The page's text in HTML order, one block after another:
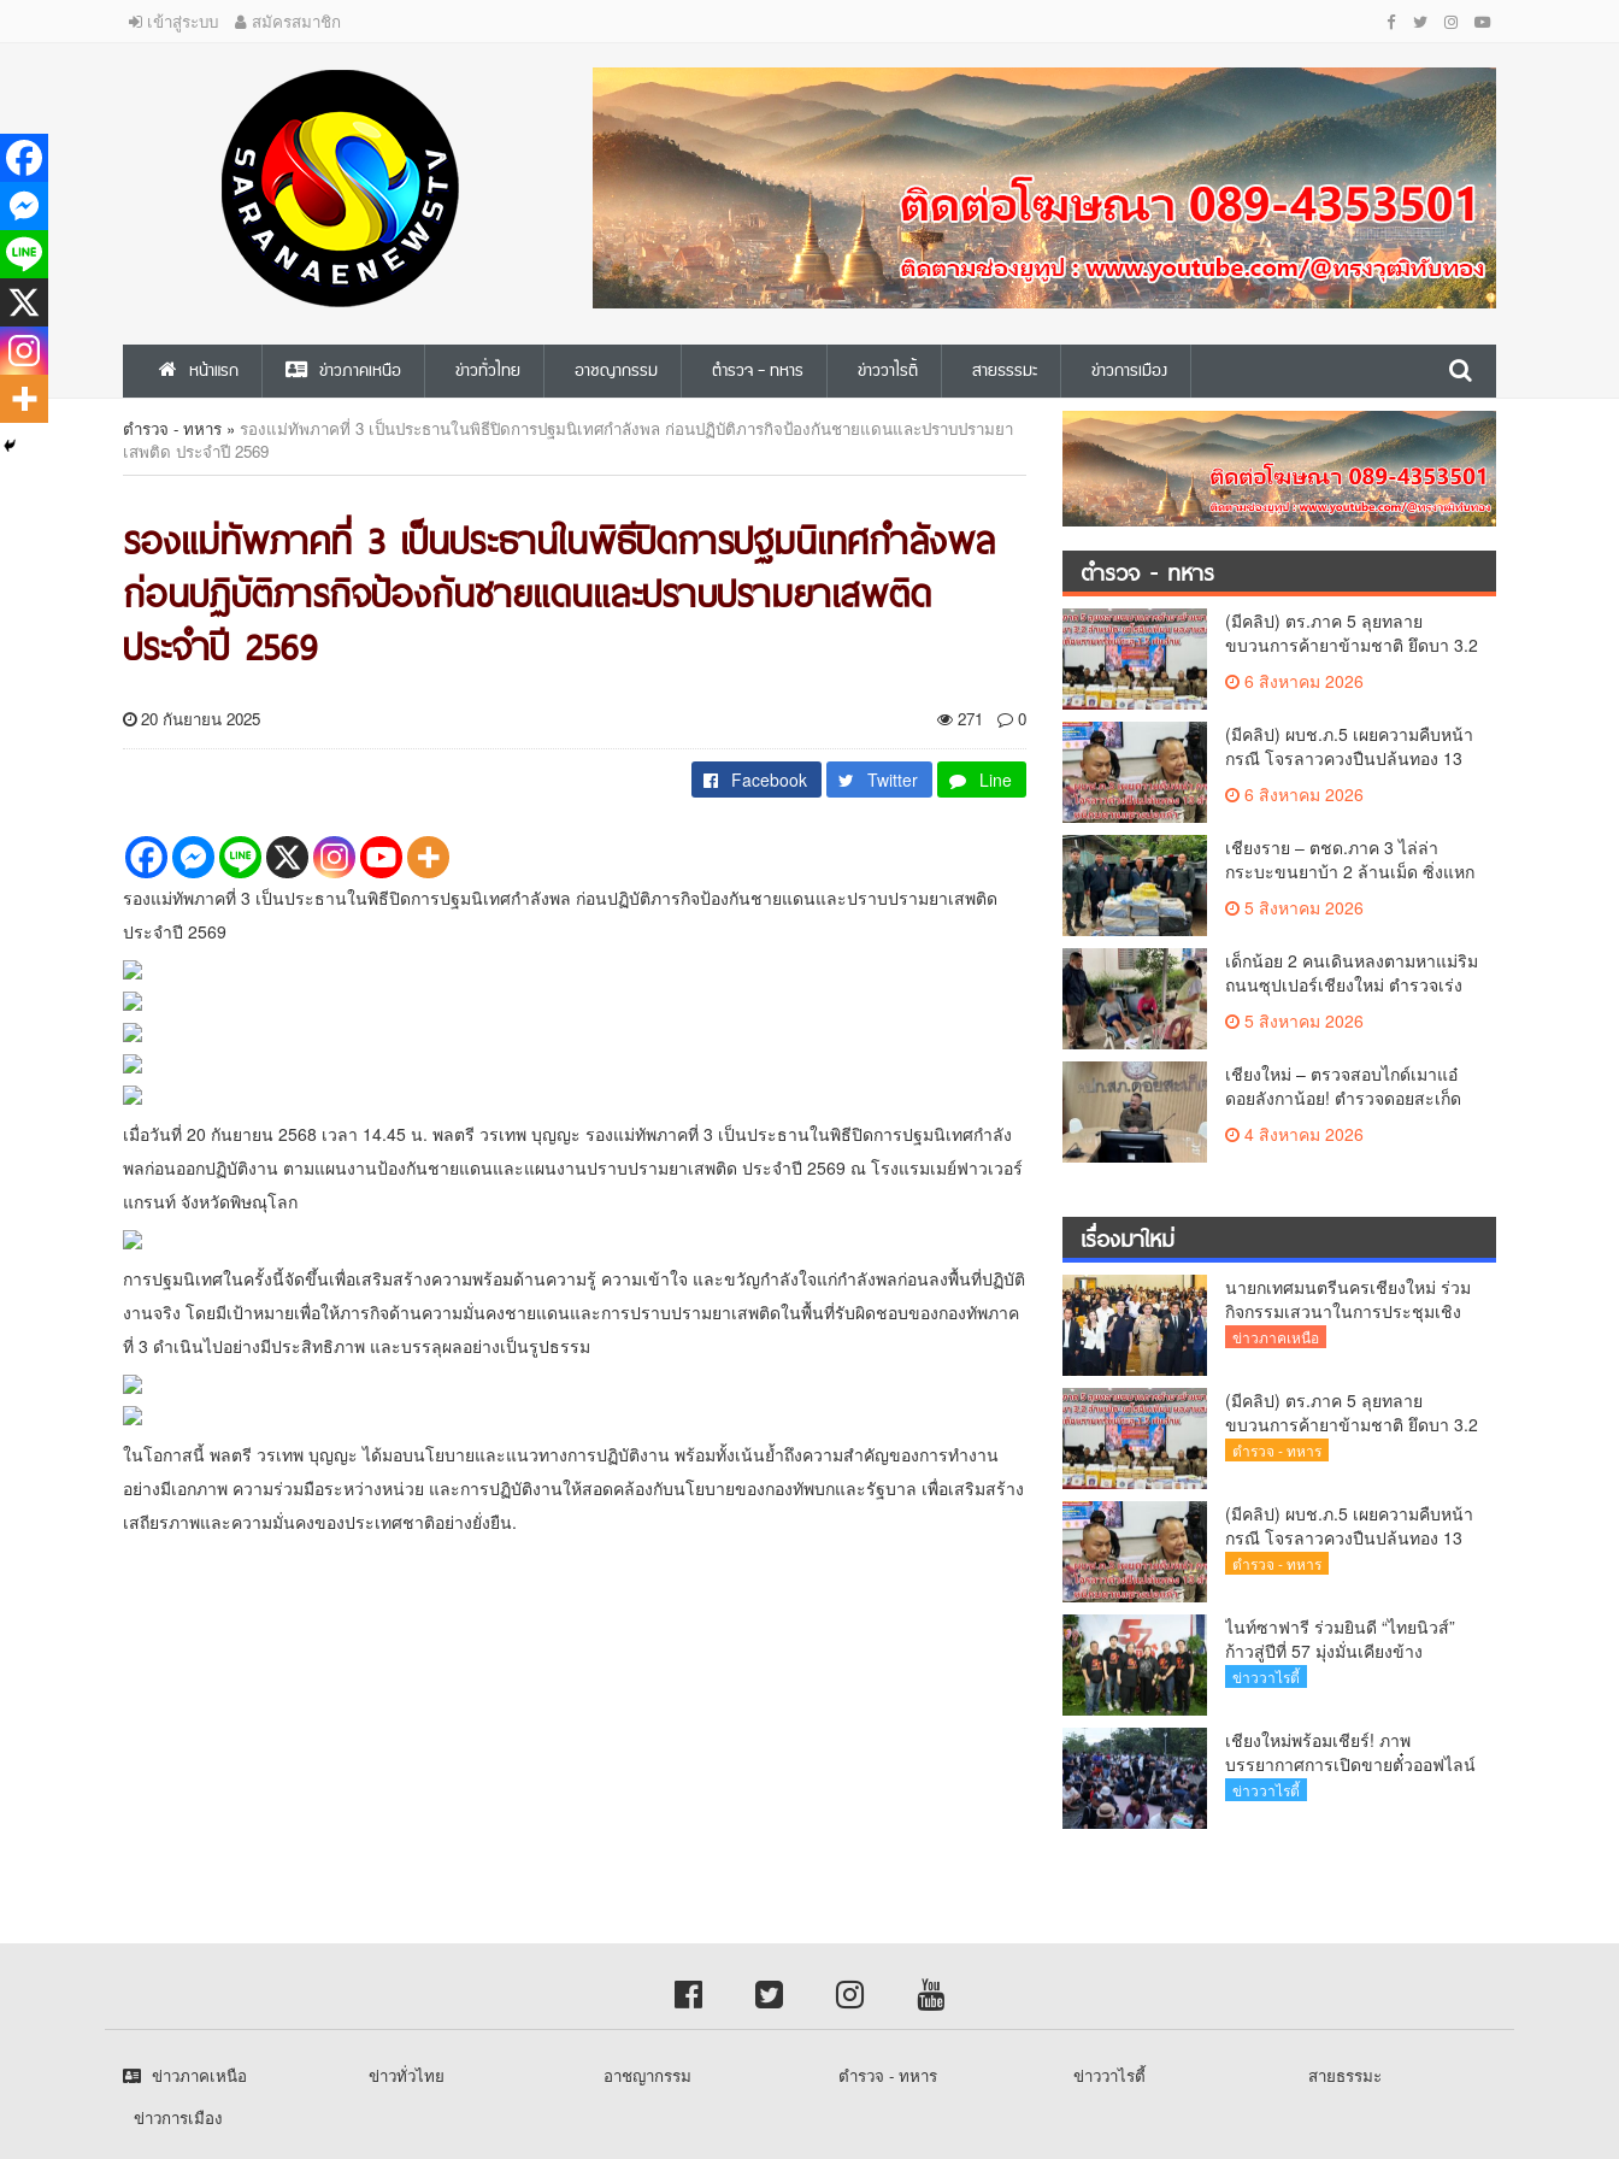
เข้าสู่ระบบ สมัครสมาชิก
หน้าแรก ข่าวภาคเหนือ ข่าวทั่วไทย อาชญากรรม ตำรวจ - ทหาร ข่าววาไรตี้ สายธรรมะ ข่าวการเมือง
ตำรวจ - ทหาร » รองแม่ทัพภาคที่ 3 เป็นประธานในพิธีปิดการปฐมนิเทศกำลังพล ก่อนปฏิบัติภารกิจป้องกันชายแดนและปราบปรามยา
เสพติด ประจำปี 2569
รองแม่ทัพภาคที่ 3 เป็นประธานในพิธีปิดการปฐมนิเทศกำลังพล
ก่อนปฏิบัติภารกิจป้องกันชายแดนและปราบปรามยาเสพติด
ประจำปี 2569
20 กันยายน 2025 271 0
Facebook Twitter Line
รองแม่ทัพภาคที่ 3 เป็นประธานในพิธีปิดการปฐมนิเทศกำลังพล ก่อนปฏิบัติภารกิจป้องกันชายแดนและปราบปรามยาเสพติด
ประจำปี 2569
เมื่อวันที่ 20 กันยายน 2568 เวลา 14.45 น. พลตรี วรเทพ บุญญะ รองแม่ทัพภาคที่ 3 เป็นประธานในพิธีปิดการปฐมนิเทศกำลัง
พลก่อนออกปฏิบัติงาน ตามแผนงานป้องกันชายแดนและแผนงานปราบปรามยาเสพติด ประจำปี 2569 ณ โรงแรมเมย์ฟาวเวอร์
แกรนท์ จังหวัดพิษณุโลก
การปฐมนิเทศในครั้งนี้จัดขึ้นเพื่อเสริมสร้างความพร้อมด้านความรู้ ความเข้าใจ และขวัญกำลังใจแก่กำลังพลก่อนลงพื้นที่ปฏิบัติ
งานจริง โดยมีเป้าหมายเพื่อให้ภารกิจด้านความมั่นคงชายแดนและการปราบปรามยาเสพติดในพื้นที่รับผิดชอบของกองทัพภาค
ที่ 3 ดำเนินไปอย่างมีประสิทธิภาพ และบรรลุผลอย่างเป็นรูปธรรม
ในโอกาสนี้ พลตรี วรเทพ บุญญะ ได้มอบนโยบายและแนวทางการปฏิบัติงาน พร้อมทั้งเน้นย้ำถึงความสำคัญของการทำงาน
อย่างมีเอกภาพ ความร่วมมือระหว่างหน่วย และการปฏิบัติงานให้สอดคล้องกับนโยบายของกองทัพบกและรัฐบาล เพื่อเสริมสร้าง
เสถียรภาพและความมั่นคงของประเทศชาติอย่างยั่งยืน.
ตำรวจ - ทหาร
(มีคลิป) ตร.ภาค 5 ลุยทลาย
ขบวนการค้ายาข้ามชาติ ยึดบา 3.2
ล้านเม็ด-เฮโรอีนเพียบ ผลงาน
สะสม 10 เดือนรวบทรัพย์ทะลุ 1.5
6 สิงหาคม 2026
(มีคลิป) ผบช.ภ.5 เผยความคืบหน้า
กรณี โจรลาวควงปืนปล้นทอง 13
ล้าน หนีกบดานแขวงบ่อแก้ว
6 สิงหาคม 2026
เชียงราย – ตชด.ภาค 3 ไล่ล่า
กระบะขนยาบ้า 2 ล้านเม็ด ซิ่งแหก
โค้งอัดกำแพงบ้านพังยับ ก่อนคนขับ
ทิ้งรถดอดหนีเข้าป่า
5 สิงหาคม 2026
เด็กน้อย 2 คนเดินหลงตามหาแม่ริม
ถนนซุปเปอร์เชียงใหม่ ตำรวจเร่ง
ช่วยปลอดภัย ล่าสุดครูโรงเรียนวัด
ดอนจั่นรับตัวดูแลแล้ว
5 สิงหาคม 2026
เชียงใหม่ – ตรวจสอบไกด์เมาแอ๋
ดอยลังกาน้อย! ตำรวจดอยสะเก็ด
ผนึกชุมชนสยบดราม่าโซเชียล
ส่งตัวบำบัดด่วนสร้างความมั่นใจ
4 สิงหาคม 2026
เรื่องมาใหม่
นายกเทศมนตรีนครเชียงใหม่ ร่วม
กิจกรรมเสวนาในการประชุมเชิง
ปฏิบัติการป้องกันการทุจริตเชิงรุก
Sandbox)
ข่าวภาคเหนือ
(มีคลิป) ตร.ภาค 5 ลุยทลาย
ขบวนการค้ายาข้ามชาติ ยึดบา 3.2
ล้านเม็ด-เฮโรอีนเพียบ ผลงาน
ตำรวจ - ทหาร
(มีคลิป) ผบช.ภ.5 เผยความคืบหน้า
กรณี โจรลาวควงปืนปล้นทอง 13
ล้าน หนีกบดานแขวงบ่อแก้ว
ตำรวจ - ทหาร
ไนท์ซาฟารี ร่วมยินดี “ไทยนิวส์”
ก้าวสู่ปีที่ 57 มุ่งมั่นเคียงข้าง
สื่อมวลชนท้องถิ่น
ข่าววาไรตี้
เชียงใหม่พร้อมเชียร์! ภาพ
บรรยากาศการเปิดขายตั๋วออฟไลน์
ศึกวอลเลย์บอลหญิง ‘BYD DMI 6th
ข่าววาไรตี้
ข่าวภาคเหนือ ข่าวทั่วไทย อาชญากรรม ตำรวจ - ทหาร ข่าววาไรตี้
สายธรรมะ
ข่าวการเมือง